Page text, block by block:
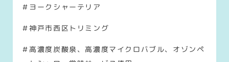
＃ヨークシャーテリア
＃神戸市西区トリミング
＃高濃度炭酸泉、高濃度マイクロバブル、オゾンペ